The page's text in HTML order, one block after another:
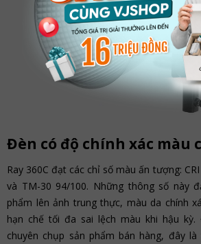
Đèn có độ chính xác màu
Ray 360C đạt các chỉ số màu ấn tượng:
và TM-30 94/100. Những thông số này
phẩm lên ảnh trung thực, màu da chính
hạn chế tối đa sai lệch màu khi hậu kỳ.
chuyên chụp sản phẩm bán hàng, đây